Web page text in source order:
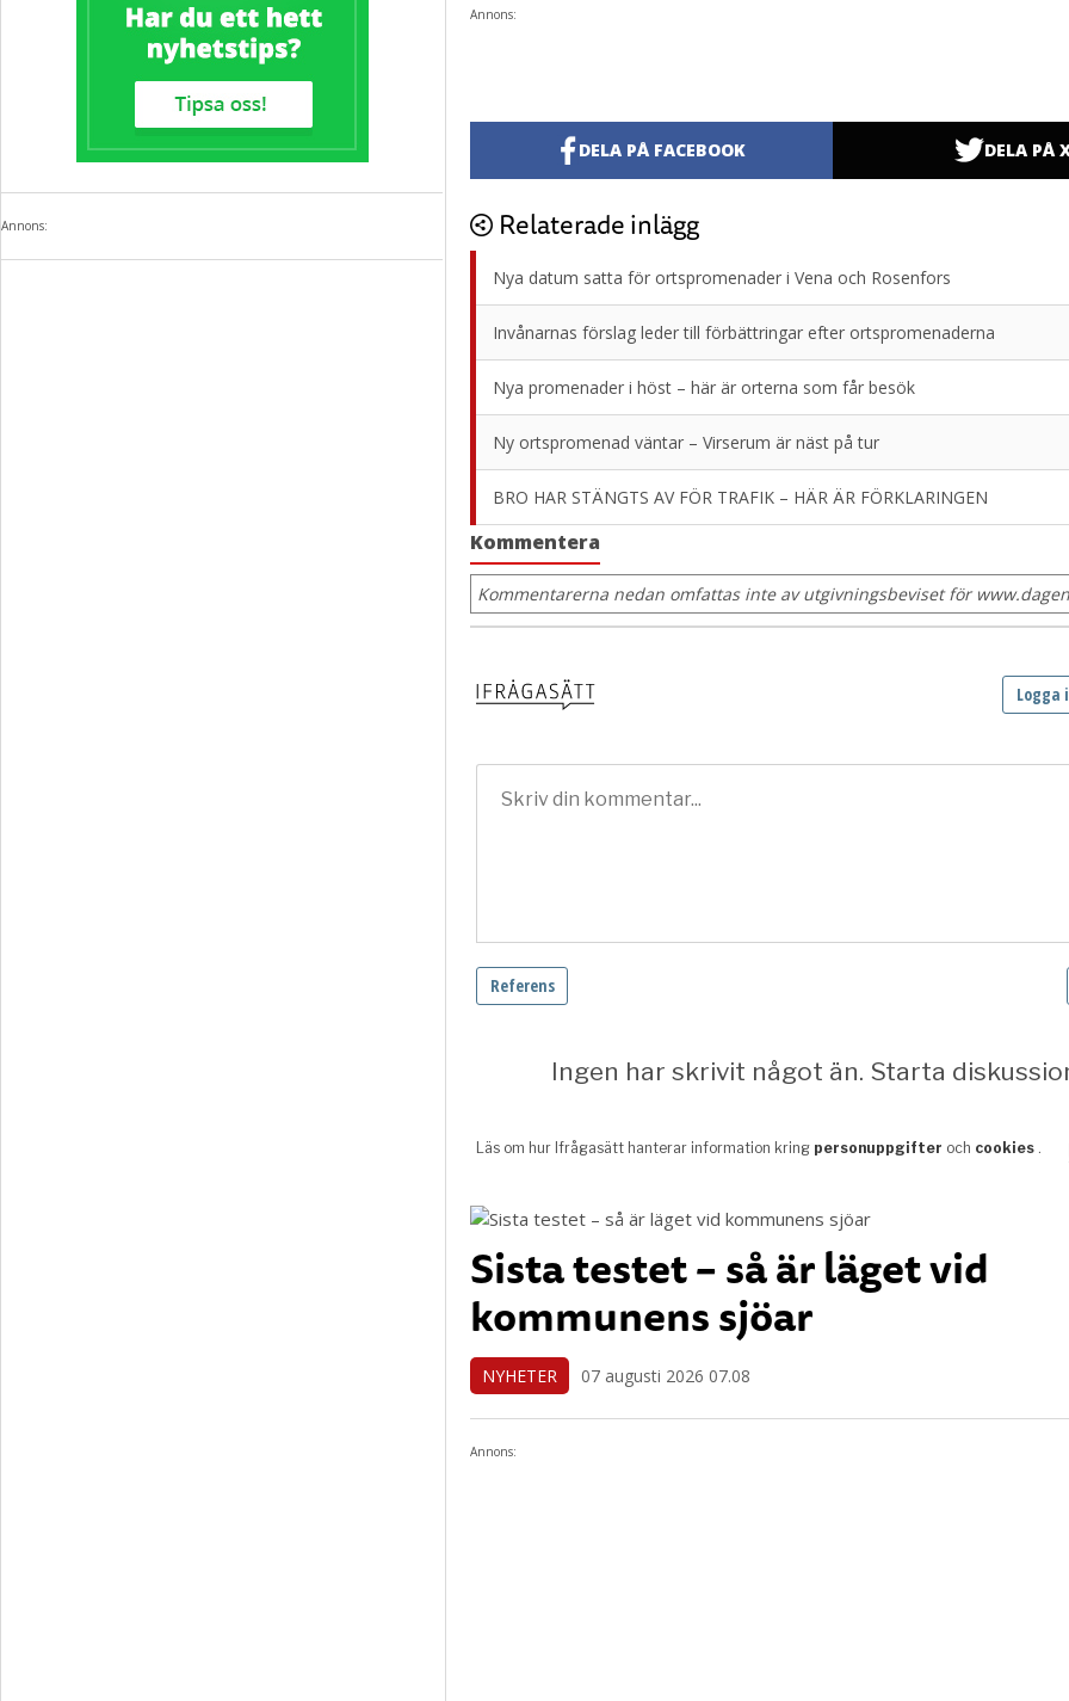
Annons:
Annons:
DELA PÅ FACEBOOK DELA PÅ
Relaterade inlägg
Nya datum satta för ortspromenader i Vena och Rosenfors
Invånarnas förslag leder till förbättringar efter ortspromenaderna
Nya promenader i höst – här är orterna som får besök
Ny ortspromenad väntar – Virserum är näst på tur
BRO HAR STÄNGTS AV FÖR TRAFIK – HÄR ÄR FÖRKLARINGEN
Kommentera
Kommentarerna nedan omfattas inte av utgivningsbeviset för
Sista testet – så är läget vid
kommunens sjöar
NYHETER 07 augusti 2026 07.08
Annons: